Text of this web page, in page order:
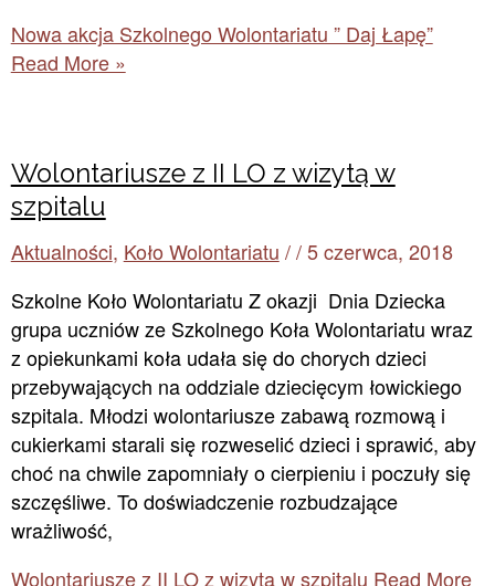
Nowa akcja Szkolnego Wolontariatu ” Daj Łapę”
Read More »
Wolontariusze z II LO z wizytą w
szpitalu
Aktualności, Koło Wolontariatu //5 czerwca, 2018
Szkolne Koło Wolontariatu Z okazji Dnia Dziecka
grupa uczniów ze Szkolnego Koła Wolontariatu wraz
z opiekunkami koła udała się do chorych dzieci
przebywających na oddziale dziecięcym łowickiego
szpitala. Młodzi wolontariusze zabawą rozmową i
cukierkami starali się rozweselić dzieci i sprawić, aby
choć na chwile zapomniały o cierpieniu i poczuły się
szczęśliwe. To doświadczenie rozbudzające
wrażliwość,
Wolontariusze z II LO z wizytą w szpitalu Read More